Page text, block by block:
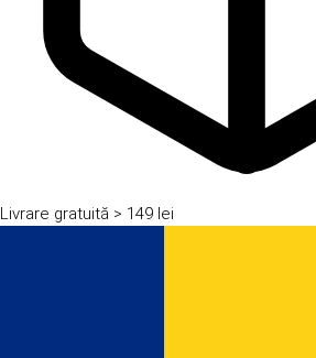
Livrare gratuită > 149 lei